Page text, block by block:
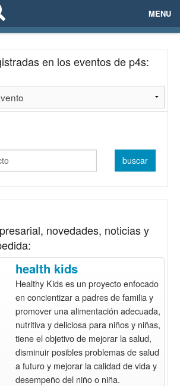
MENU
en los eventos de p4s:
novedades, noticias y
health kids
Healthy Kids es un proyecto enfocado
en concientizar a padres de familia y
promover una alimentación adecuada,
nutritiva y deliciosa para niños y niñas,
tiene el objetivo de mejorar la salud,
disminuir posibles problemas de salud
a futuro y mejorar la calidad de vida y
desempeño del niño o niña.